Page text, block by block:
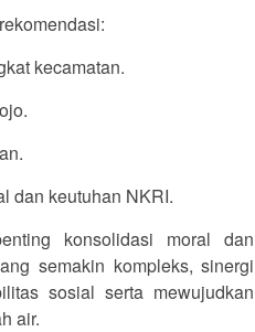
kecamatan.
dan keutuhan NKRI.
konsolidasi moral dan
semakin kompleks, sinergi
sosial serta mewujudkan
air.